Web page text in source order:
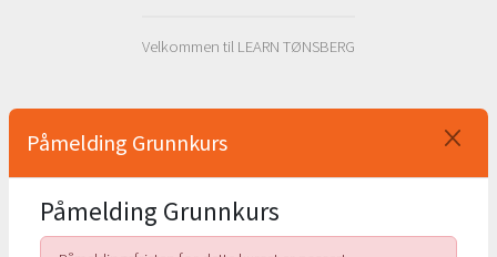
Velkommen til LEARN TØNSBERG
Påmelding Grunnkurs
Påmelding Grunnkurs